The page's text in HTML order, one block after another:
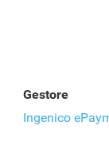
Gestore
Ingenico